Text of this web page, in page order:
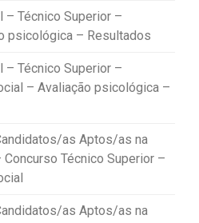
– Técnico Superior –
psicológica – Resultados
– Técnico Superior –
– Avaliação psicológica –
as Aptos/as na
Técnico Superior –
as Aptos/as na